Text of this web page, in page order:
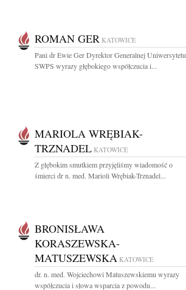
ROMAN GER KATOWICE
Pani dr Ewie Ger Dyrektor Generalnej Uniwersytetu
SWPS wyrazy głębokiego współczucia i...
MARIOLA WRĘBIAK-
TRZNADEL KATOWICE
Z głębokim smutkiem przyjęliśmy wiadomość o
śmierci dr n. med. Marioli Wrębiak-Trznadel...
BRONISŁAWA
KORASZEWSKA-
MATUSZEWSKA KATOWICE
dr. n. med. Wojciechowi Matuszewskiemu wyrazy
współczucia i słowa wsparcia z powodu...